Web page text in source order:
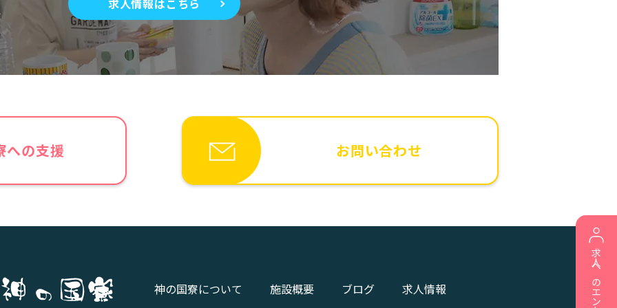
への支援 お問い合わせ
求人へのエントリー
神の国寮について 施設概要 ブログ 求人情報